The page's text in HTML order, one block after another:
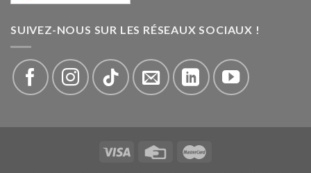
SUIVEZ-NOUS SUR LES RÉSEAUX SOCIAUX !